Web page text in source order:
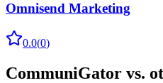
Omnisend Marketing
0.0(0)
CommuniGator vs.